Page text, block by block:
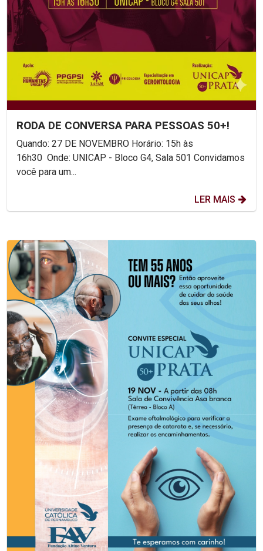
RODA DE CONVERSA PARA PESSOAS 50+!
Quando: 27 DE NOVEMBRO Horário: 15h às
16h30 Onde: UNICAP - Bloco G4, Sala 501 Convidamos
você para um...
LER MAIS